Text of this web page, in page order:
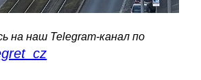
на наш Telegram-канал по